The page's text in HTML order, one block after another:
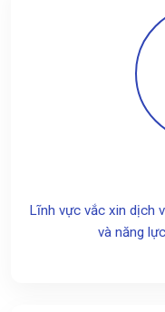
Lĩnh vực vắc xin dịch
và năng